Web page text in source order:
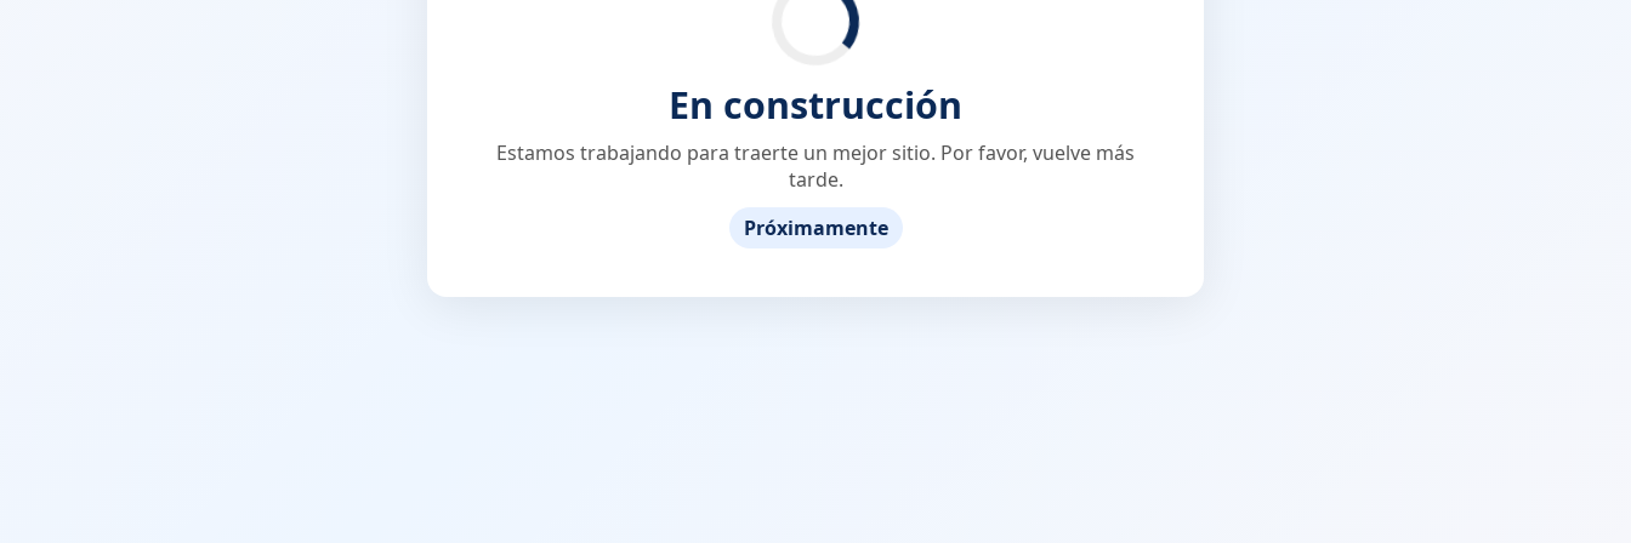
En construcción
Estamos trabajando para traerte un mejor sitio. Por favor, vuelve más
tarde.
Próximamente